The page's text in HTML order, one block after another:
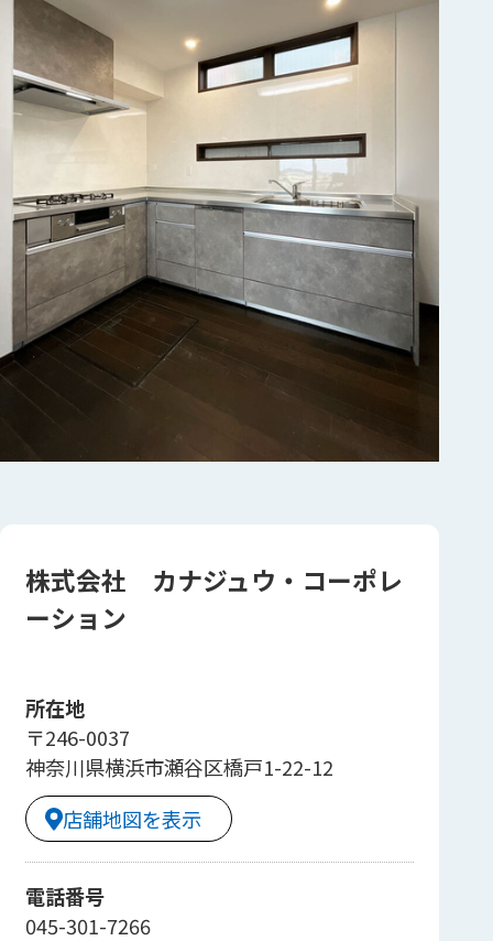
株式会社 カナジュウ・コーポレ
ーション
所在地
〒246-0037
神奈川県横浜市瀬谷区橋戸1-22-12
店舗地図を表示
電話番号
045-301-7266